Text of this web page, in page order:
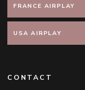
FRANCE AIRPLAY
USA AIRPLAY
CONTACT